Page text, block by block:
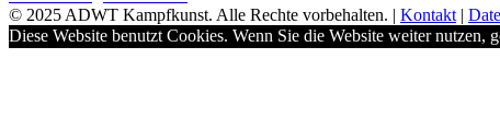
© 2025 ADWT Kampfkunst. Alle Rechte vorbehalten. | Kontakt|
Diese Website benutzt Cookies. Wenn Sie die Website weiter nutzen,